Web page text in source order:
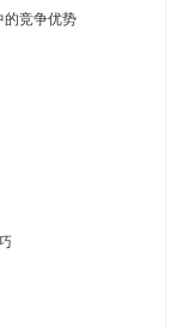
的竞争优势